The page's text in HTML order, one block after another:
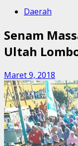
Daerah
Senam
Ultah
Maret 9, 2018